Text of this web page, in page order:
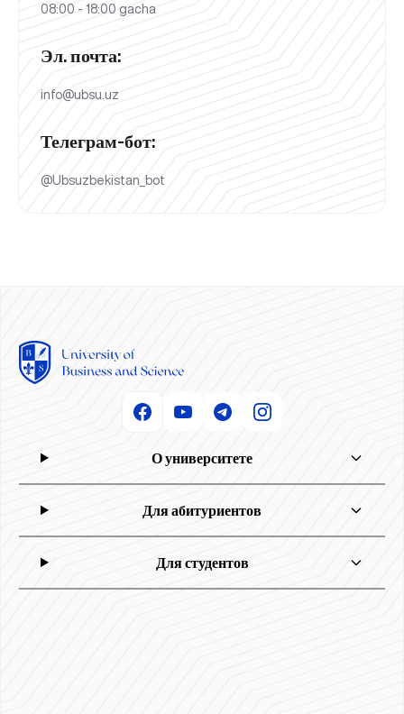
08:00 - 18:00 gacha
Эл. почта:
info@ubsu.uz
Телеграм-бот:
@Ubsuzbekistan_bot
О университете
Для абитуриентов
Для студентов